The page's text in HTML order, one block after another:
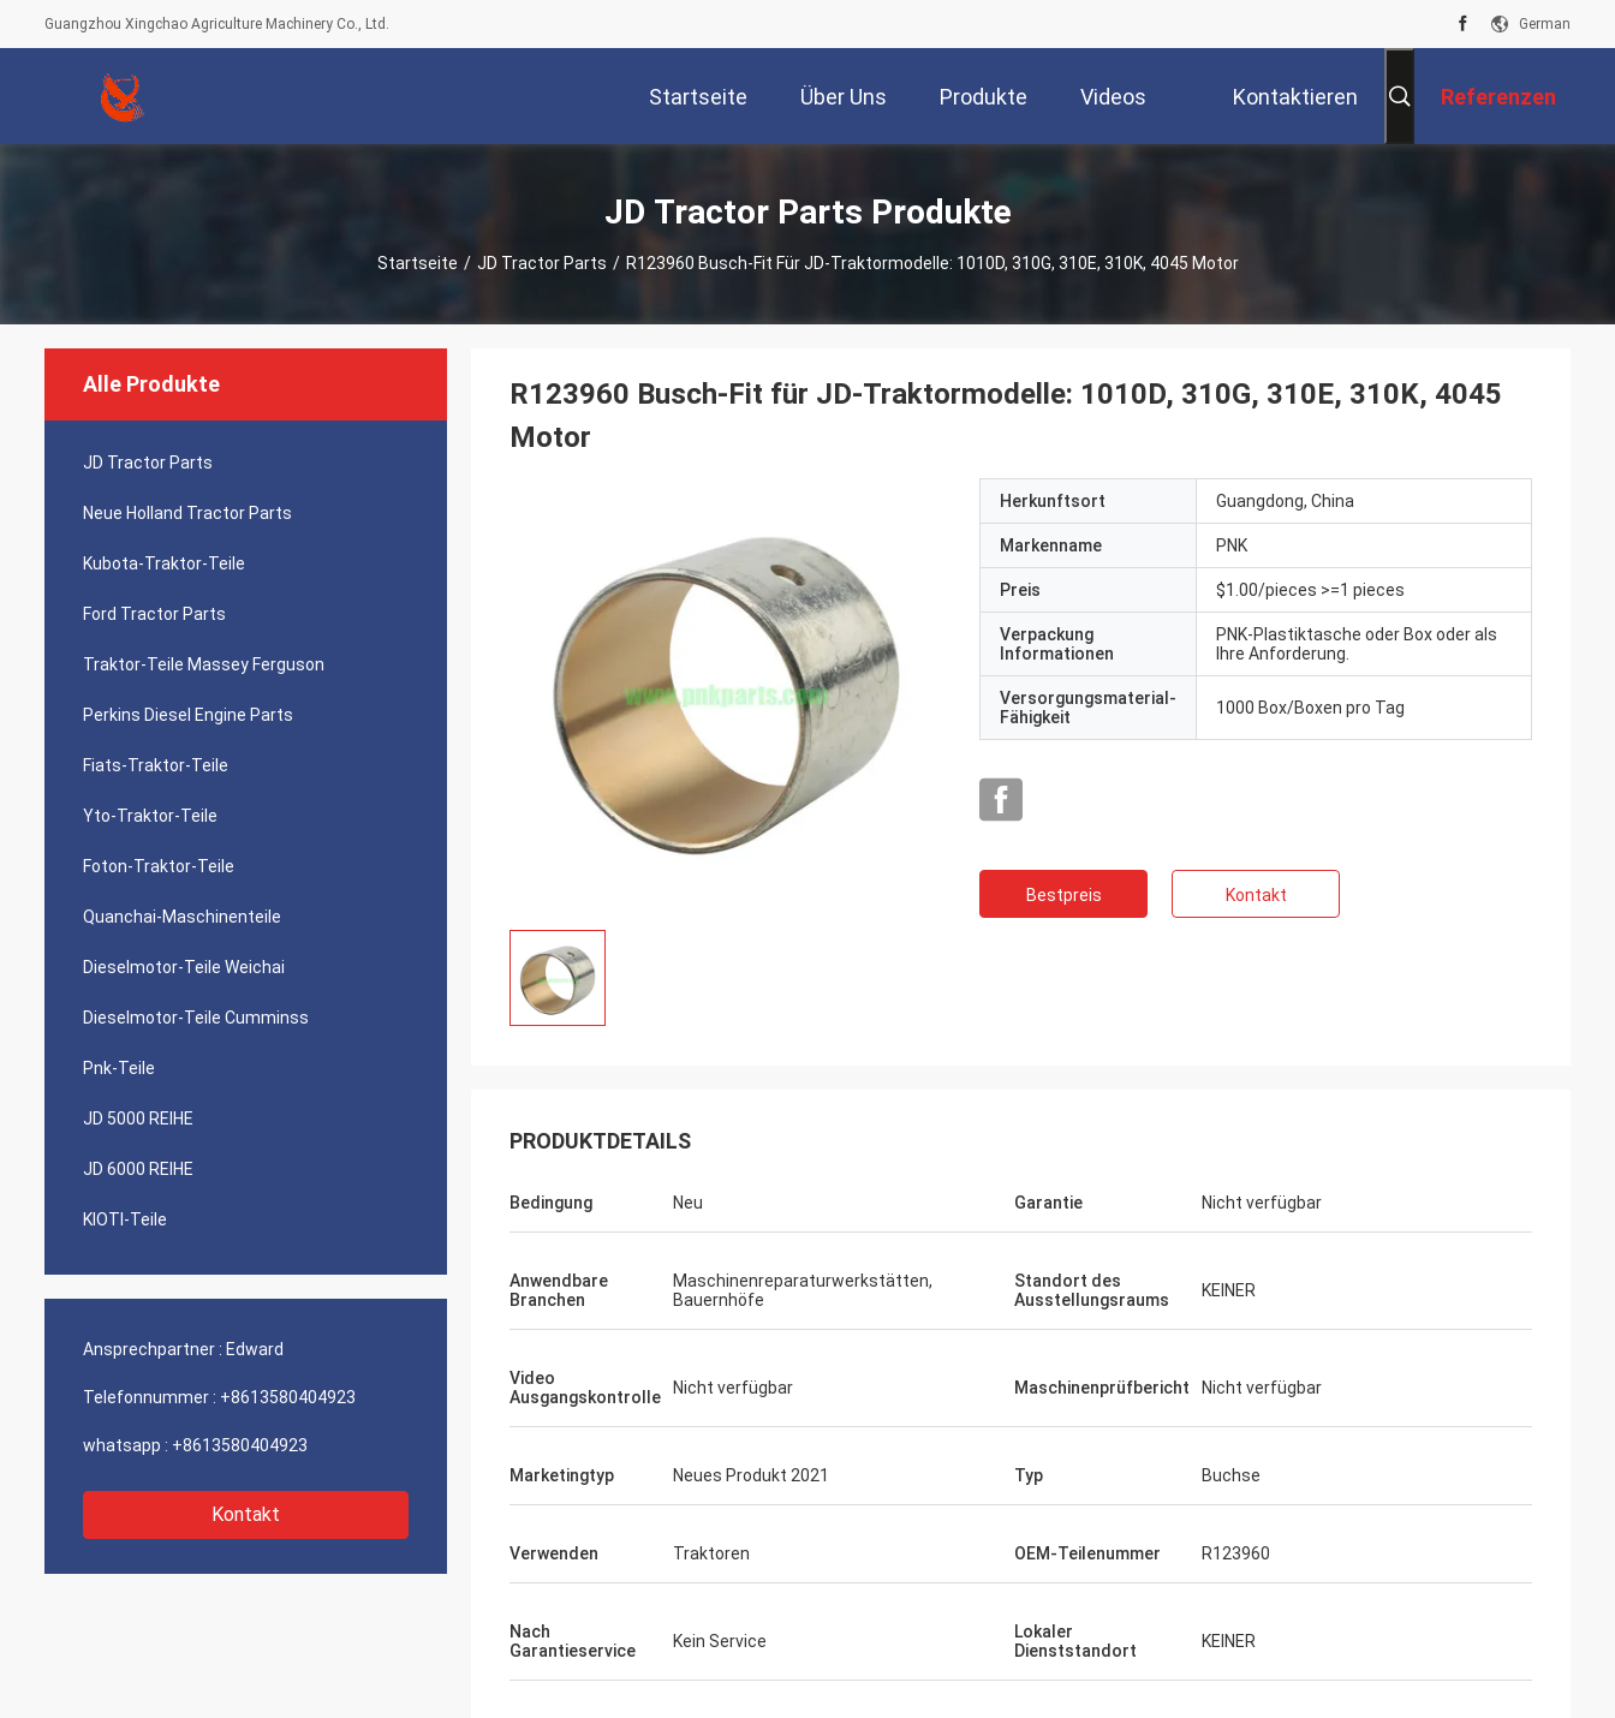
Guangzhou Xingchao Agriculture Machinery Co., Ltd. German
Startseite Über Uns Produkte Videos Kontaktieren Referenzen
JD Tractor Parts Produkte
Startseite / JD Tractor Parts / R123960 Busch-Fit Für JD-Traktormodelle: 1010D, 310G, 310E, 310K, 4045 Motor
Alle Produkte
JD Tractor Parts
Neue Holland Tractor Parts
Kubota-Traktor-Teile
Ford Tractor Parts
Traktor-Teile Massey Ferguson
Perkins Diesel Engine Parts
Fiats-Traktor-Teile
Yto-Traktor-Teile
Foton-Traktor-Teile
Quanchai-Maschinenteile
Dieselmotor-Teile Weichai
Dieselmotor-Teile Cumminss
Pnk-Teile
JD 5000 REIHE
JD 6000 REIHE
KIOTI-Teile
Ansprechpartner : Edward
Telefonnummer : +8613580404923
whatsapp : +8613580404923
Kontakt
R123960 Busch-Fit für JD-Traktormodelle: 1010D, 310G, 310E, 310K, 4045
Motor
Herkunftsort Guangdong, China
Markenname PNK
Preis $1.00/pieces >=1 pieces
Verpackung
Informationen
PNK-Plastiktasche oder Box oder als
Ihre Anforderung.
Versorgungsmaterial-
Fähigkeit
1000 Box/Boxen pro Tag
Bestpreis Kontakt
PRODUKTDETAILS
Bedingung Neu Garantie Nicht verfügbar
Anwendbare
Branchen
Maschinenreparaturwerkstätten,
Bauernhöfe
Standort des
Ausstellungsraums
KEINER
Video
Ausgangskontrolle
Nicht verfügbar Maschinenprüfbericht Nicht verfügbar
Marketingtyp Neues Produkt 2021 Typ Buchse
Verwenden Traktoren OEM-Teilenummer R123960
Nach
Garantieservice
Kein Service
Lokaler
Dienststandort
KEINER